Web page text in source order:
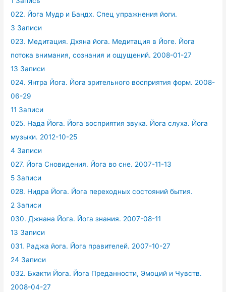
022. Йога Мудр и Бандх. Спец упражнения йоги.
3 Записи
023. Медитация. Дхяна йога. Медитация в Йоге. Йога
потока внимания, сознания и ощущений. 2008-01-27
13 Записи
024. Янтра Йога. Йога зрительного восприятия форм. 2008-
06-29
11 Записи
025. Нада Йога. Йога восприятия звука. Йога слуха. Йога
музыки. 2012-10-25
4 Записи
027. Йога Сновидения. Йога во сне. 2007-11-13
5 Записи
028. Нидра Йога. Йога переходных состояний бытия.
2 Записи
030. Джнана Йога. Йога знания. 2007-08-11
13 Записи
031. Раджа йога. Йога правителей. 2007-10-27
24 Записи
032. Бхакти Йога. Йога Преданности, Эмоций и Чувств.
2008-04-27